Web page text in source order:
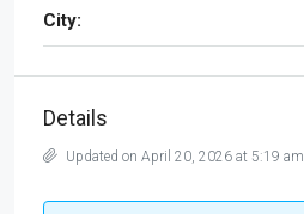
City:
Details
Updated on April 20, 2026 at 5:19 am